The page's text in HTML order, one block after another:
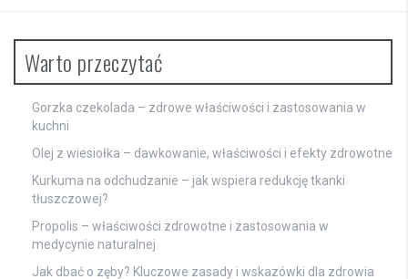
Warto przeczytać
Gorzka czekolada – zdrowe właściwości i zastosowania w
kuchni
Olej z wiesiołka – dawkowanie, właściwości i efekty zdrowotne
Kurkuma na odchudzanie – jak wspiera redukcję tkanki
tłuszczowej?
Propolis – właściwości zdrowotne i zastosowania w
medycynie naturalnej
Jak dbać o zęby? Kluczowe zasady i wskazówki dla zdrowia